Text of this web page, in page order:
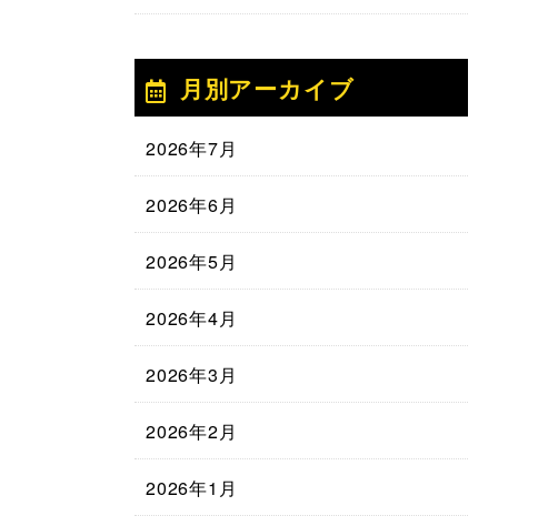
月別アーカイブ
2026年7月
2026年6月
2026年5月
2026年4月
2026年3月
2026年2月
2026年1月